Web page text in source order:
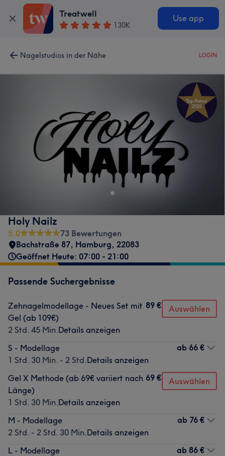
Treatwell
130K
Use app
Nagelstudios in der Nähe LOGIN
Holy Nailz
5,0
73 Bewertungen
Bachstraße 87, Hamburg, 22083
Geöffnet Heute: 07:00 - 21:00
Passende Suchergebnisse
Zehnagelmodellage - Neues Set mit
Gel (ab 109€)
2 Std. 45 Min.Details anzeigen
89 € Auswählen
S - Modellage
1 Std. 30 Min. - 2 Std.Details anzeigen
ab 66 €
Gel X Methode (ab 69€ variiert nach
Länge)
1 Std. 30 Min.Details anzeigen
69 € Auswählen
M - Modellage
2 Std. - 2 Std. 30 Min.Details anzeigen
ab 76 €
L - Modellage
ab 86 €